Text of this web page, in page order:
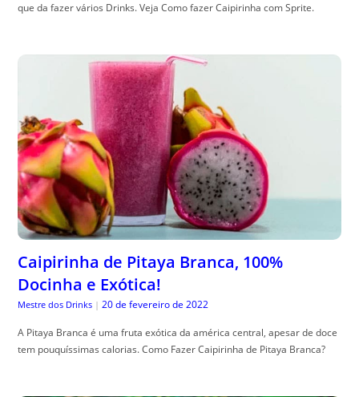
que da fazer vários Drinks. Veja Como fazer Caipirinha com Sprite.
Caipirinha de Pitaya Branca, 100%
Docinha e Exótica!
Mestre dos Drinks | 20 de fevereiro de 2022
A Pitaya Branca é uma fruta exótica da américa central, apesar de doce
tem pouquíssimas calorias. Como Fazer Caipirinha de Pitaya Branca?